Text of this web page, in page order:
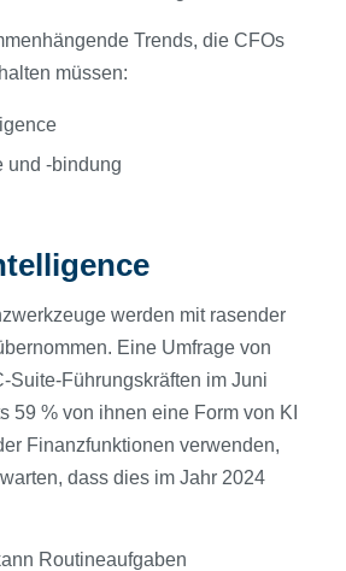
Trends, die CFOs
müssen:
und -bindung
werden mit rasender
Eine Umfrage von
Suite-Führungskräften im Juni
59 % von ihnen eine Form von KI
Finanzfunktionen verwenden,
dass dies im Jahr 2024
Routineaufgaben